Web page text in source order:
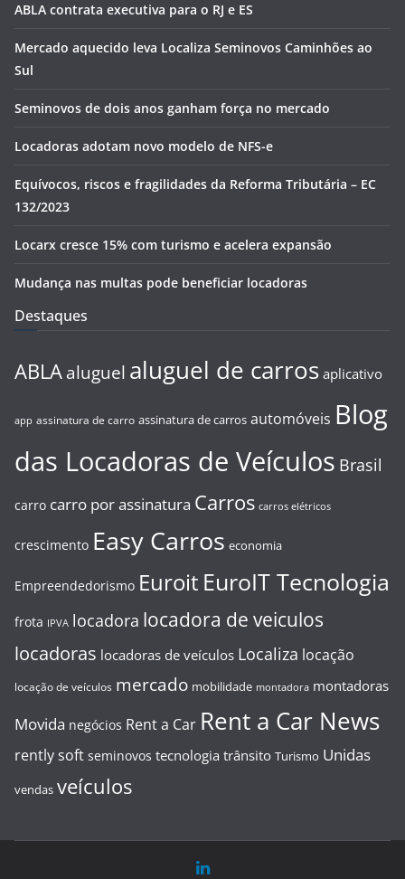
ABLA contrata executiva para o RJ e ES
Mercado aquecido leva Localiza Seminovos Caminhões ao
Sul
Seminovos de dois anos ganham força no mercado
Locadoras adotam novo modelo de NFS-e
Equívocos, riscos e fragilidades da Reforma Tributária – EC
132/2023
Locarx cresce 15% com turismo e acelera expansão
Mudança nas multas pode beneficiar locadoras
Destaques
ABLA aluguel aluguel de carros aplicativo
app assinatura de carro assinatura de carros automóveis Blog
das Locadoras de Veículos Brasil
carro carro por assinatura Carros carros elétricos
crescimento Easy Carros economia
Empreendedorismo Euroit EuroIT Tecnologia
frota IPVA locadora locadora de veiculos
locadoras locadoras de veículos Localiza locação
locação de veículos mercado mobilidade montadora montadoras
Movida negócios Rent a Car Rent a Car News
rently soft seminovos tecnologia trânsito Turismo Unidas
vendas veículos